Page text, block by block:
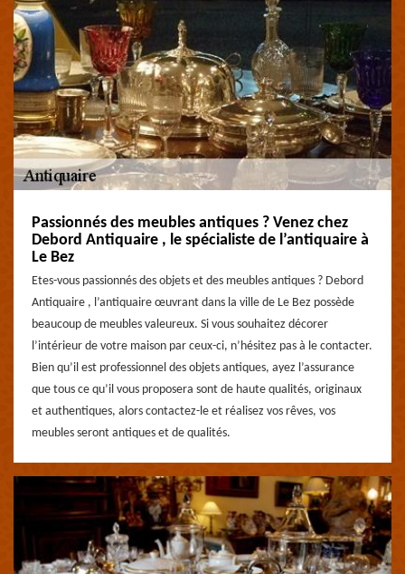
Passionnés des meubles antiques ? Venez chez
Debord Antiquaire , le spécialiste de l’antiquaire à
Le Bez
Etes-vous passionnés des objets et des meubles antiques ? Debord
Antiquaire , l’antiquaire œuvrant dans la ville de Le Bez possède
beaucoup de meubles valeureux. Si vous souhaitez décorer
l’intérieur de votre maison par ceux-ci, n’hésitez pas à le contacter.
Bien qu’il est professionnel des objets antiques, ayez l’assurance
que tous ce qu’il vous proposera sont de haute qualités, originaux
et authentiques, alors contactez-le et réalisez vos rêves, vos
meubles seront antiques et de qualités.